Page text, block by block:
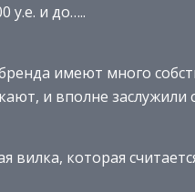
у.е. и до…..
имеют много
и вполне
вилка, которая